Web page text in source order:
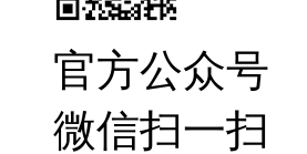
官方公众号
微信扫一扫